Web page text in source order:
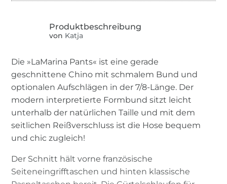
von Katja
Die »LaMarina Pants« ist eine gerade
geschnittene Chino mit schmalem Bund und
optionalen Aufschlägen in der 7/8-Länge. Der
modern interpretierte Formbund sitzt leicht
unterhalb der natürlichen Taille und mit dem
seitlichen Reißverschluss ist die Hose bequem
und chic zugleich!
Der Schnitt hält vorne französische
Seiteneingrifftaschen und hinten klassische